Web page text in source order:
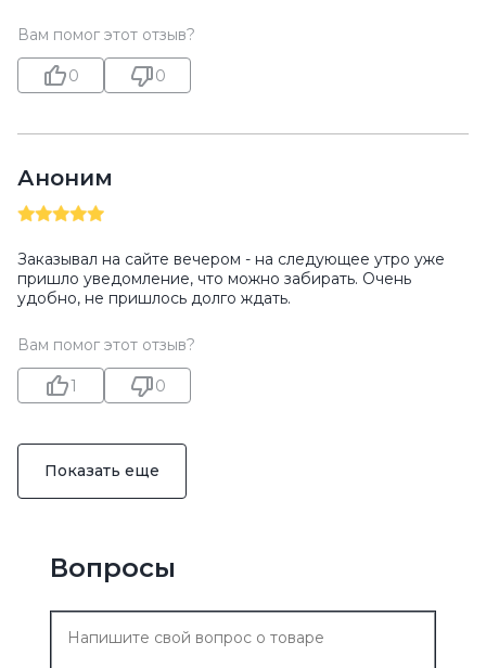
Вам помог этот отзыв?
0 0
Аноним
Заказывал на сайте вечером - на следующее утро уже
пришло уведомление, что можно забирать. Очень
удобно, не пришлось долго ждать.
Вам помог этот отзыв?
1 0
Показать еще
Вопросы